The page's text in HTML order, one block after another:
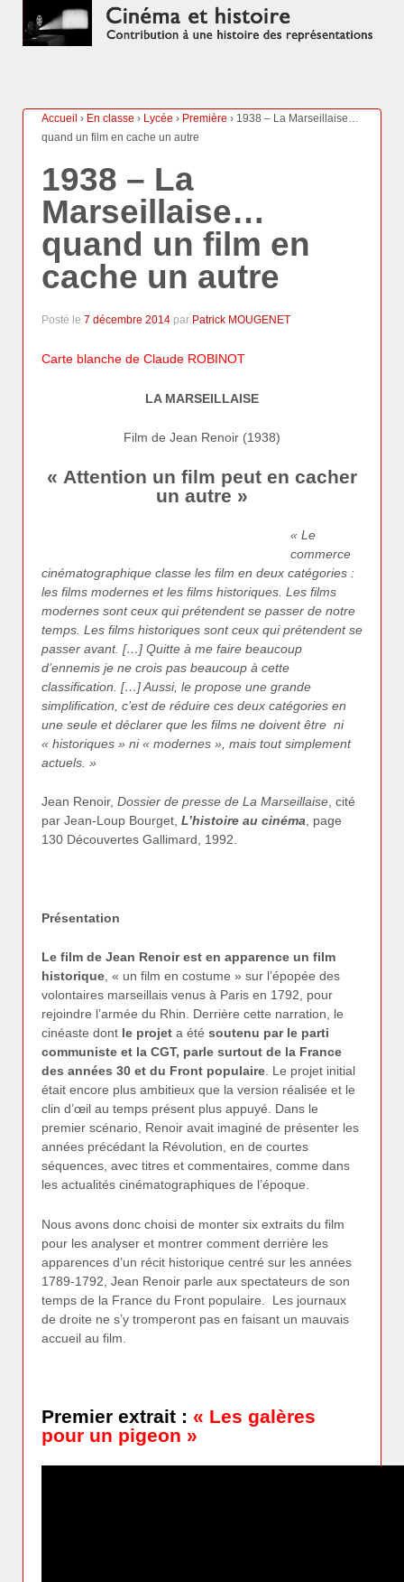
Accueil › En classe › Lycée › Première › 1938 – La Marseillaise…
quand un film en cache un autre
1938 – La
Marseillaise…
quand un film en
cache un autre
Posté le 7 décembre 2014 par Patrick MOUGENET
Carte blanche de Claude ROBINOT
LA MARSEILLAISE
Film de Jean Renoir (1938)
« Attention un film peut en cacher
un autre »
« Le
commerce
cinématographique classe les film en deux catégories :
les films modernes et les films historiques. Les films
modernes sont ceux qui prétendent se passer de notre
temps. Les films historiques sont ceux qui prétendent se
passer avant. […] Quitte à me faire beaucoup
d’ennemis je ne crois pas beaucoup à cette
classification. […] Aussi, le propose une grande
simplification, c’est de réduire ces deux catégories en
une seule et déclarer que les films ne doivent être ni
« historiques » ni « modernes », mais tout simplement
actuels. »
Jean Renoir, Dossier de presse de La Marseillaise , cité
par Jean-Loup Bourget, L’histoire au cinéma , page
130 Découvertes Gallimard, 1992.
Présentation
Le film de Jean Renoir est en apparence un film
historique, « un film en costume » sur l’épopée des
volontaires marseillais venus à Paris en 1792, pour
rejoindre l’armée du Rhin. Derrière cette narration, le
cinéaste dont le projet a été soutenu par le parti
communiste et la CGT, parle surtout de la France
des années 30 et du Front populaire. Le projet initial
était encore plus ambitieux que la version réalisée et le
clin d’œil au temps présent plus appuyé. Dans le
premier scénario, Renoir avait imaginé de présenter les
années précédant la Révolution, en de courtes
séquences, avec titres et commentaires, comme dans
les actualités cinématographiques de l’époque.
Nous avons donc choisi de monter six extraits du film
pour les analyser et montrer comment derrière les
apparences d’un récit historique centré sur les années
1789-1792, Jean Renoir parle aux spectateurs de son
temps de la France du Front populaire. Les journaux
de droite ne s’y tromperont pas en faisant un mauvais
accueil au film.
Premier extrait : « Les galères
pour un pigeon »